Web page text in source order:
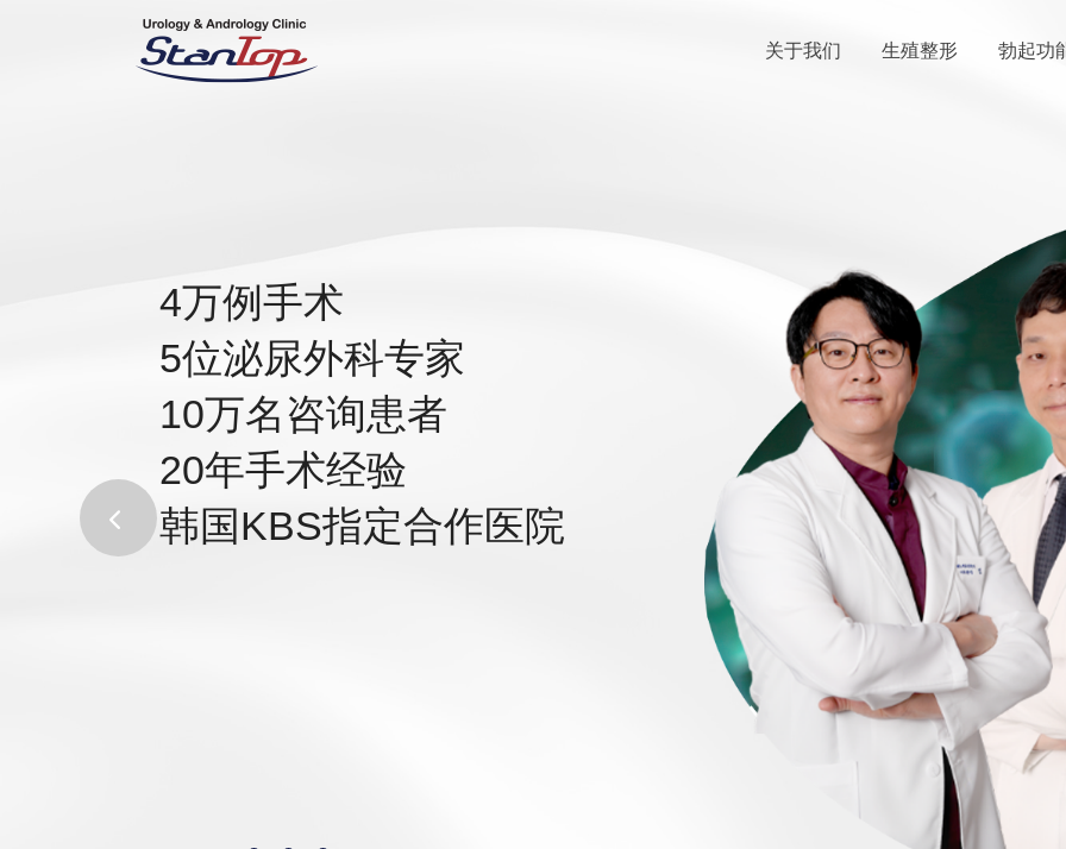
关于我们 生殖整形 勃起功
4万例手术
5位泌尿外科专家
10万名咨询患者
20年手术经验
韩国KBS指定合作医院